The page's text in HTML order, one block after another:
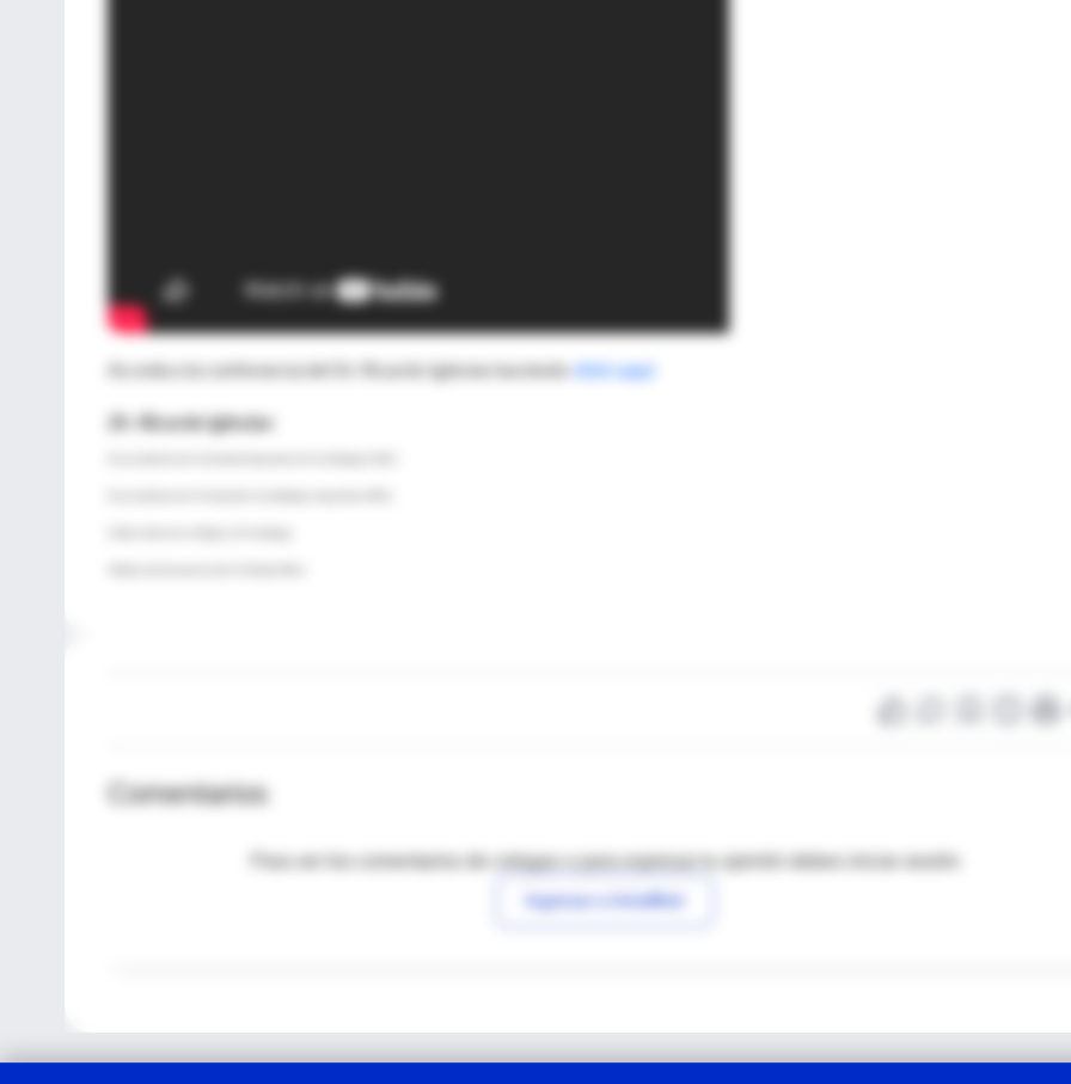
Acceda a la conferencia del Dr. Ricardo Iglesias haciendoclick aquí
Dr. Ricardo Iglesias:
Comentarios
Para ver los comentarios de colegas o para expresar tu opinión debes iniciar sesión
Ingresar a IntraMed